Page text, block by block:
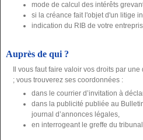
mode de calcul des intérêts
si la créance fait l'objet d'un litige
indication du RIB de votre
Auprès de qui ?
Il vous faut faire valoir vos droits par
; vous trouverez ses coordonnées :
dans le courrier d’invitation à
dans la publicité publiée au
journal d’annonces légales,
en interrogeant le greffe du